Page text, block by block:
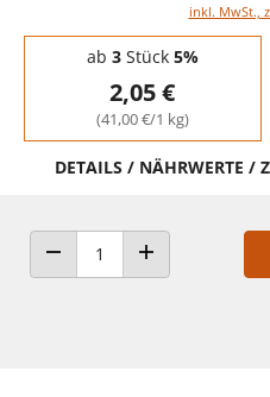
inkl. MwSt.,
Staffelpreise - Mengenrabatt
ab 3Stück 5%
2,05 €
(41,00 €/1 kg)
DETAILS / NÄHRWERTE /
ANZAHL VERRINGERNANZAHL ERHÖHEN